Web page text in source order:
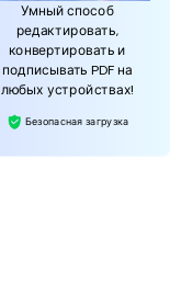
Умный способ
редактировать,
конвертировать и
подписывать PDF на
любых устройствах!
Безопасная загрузка